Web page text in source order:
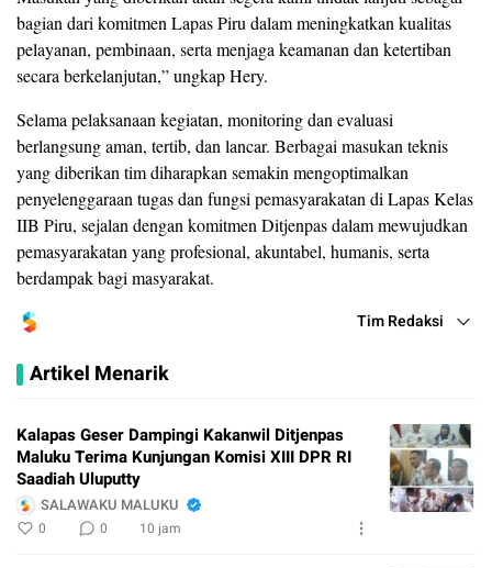
bagian dari komitmen Lapas Piru dalam meningkatkan kualitas
pelayanan, pembinaan, serta menjaga keamanan dan ketertiban
secara berkelanjutan,” ungkap Hery.
Selama pelaksanaan kegiatan, monitoring dan evaluasi
berlangsung aman, tertib, dan lancar. Berbagai masukan teknis
yang diberikan tim diharapkan semakin mengoptimalkan
penyelenggaraan tugas dan fungsi pemasyarakatan di Lapas Kelas
IIB Piru, sejalan dengan komitmen Ditjenpas dalam mewujudkan
pemasyarakatan yang profesional, akuntabel, humanis, serta
berdampak bagi masyarakat.
Tim Redaksi
Artikel Menarik
Kalapas Geser Dampingi Kakanwil Ditjenpas
Maluku Terima Kunjungan Komisi XIII DPR RI
Saadiah Uluputty
SALAWAKU MALUKU
0 0 10 jam